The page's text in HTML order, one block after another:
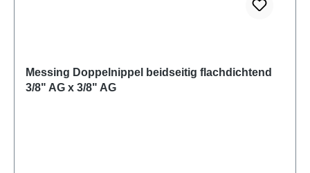
Messing Doppelnippel beidseitig flachdichtend
3/8" AG x 3/8" AG